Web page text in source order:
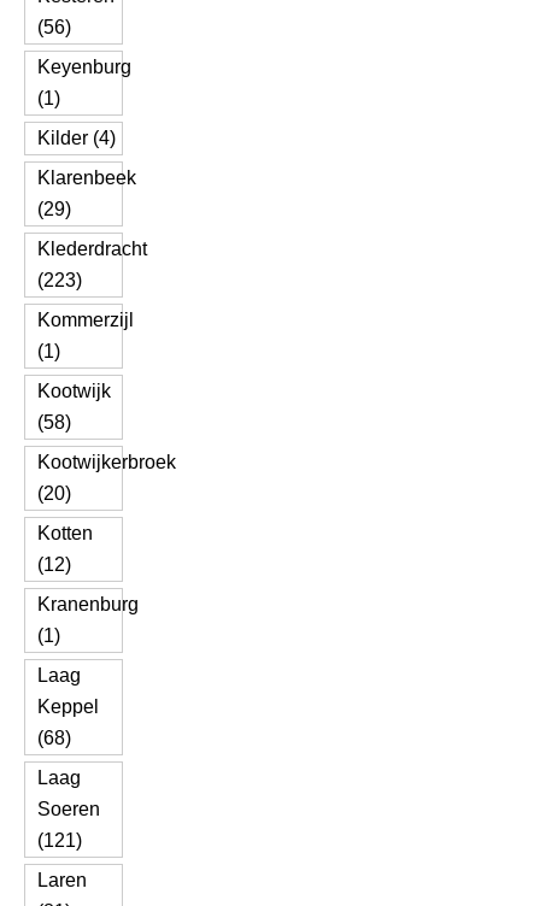
(56)
Keyenburg
(1)
Kilder (4)
Klarenbeek
(29)
Klederdracht
(223)
Kommerzijl
(1)
Kootwijk
(58)
Kootwijkerbroek
(20)
Kotten
(12)
Kranenburg
(1)
Laag
Keppel
(68)
Laag
Soeren
(121)
Laren